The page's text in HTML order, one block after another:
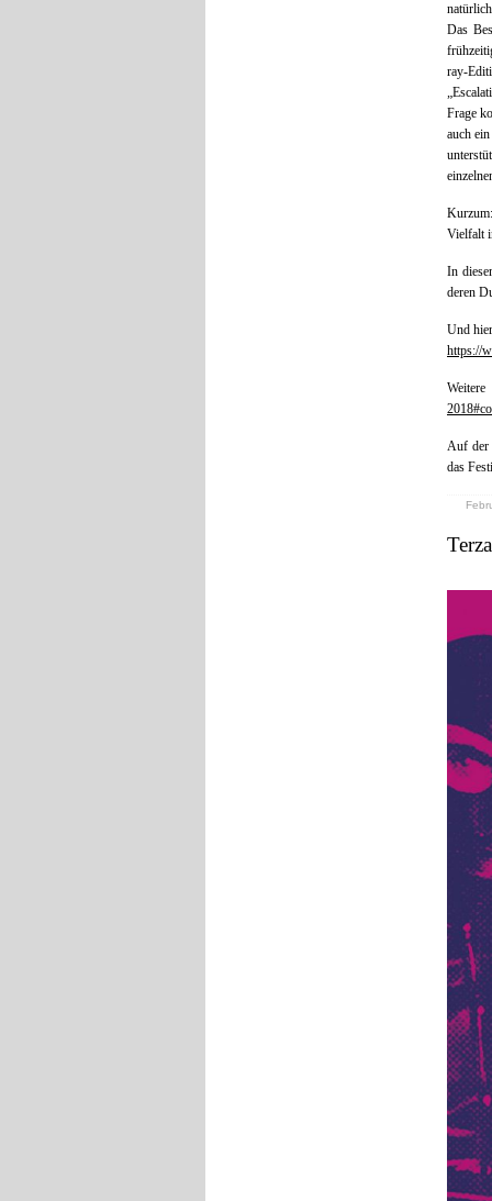
Das
ray-
Frage
auch
Vielfalt
In
deren
Und
https://
Auf der
das